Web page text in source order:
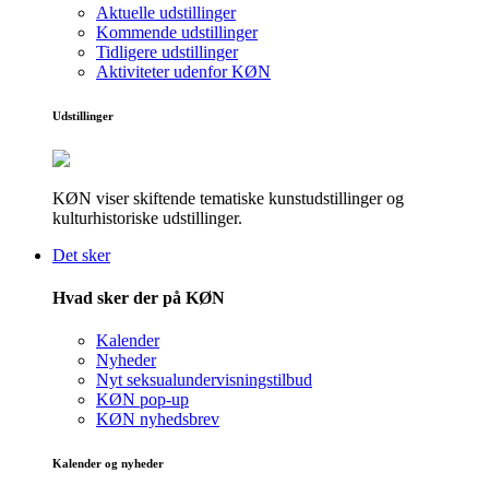
Aktuelle udstillinger
Kommende udstillinger
Tidligere udstillinger
Aktiviteter udenfor KØN
Udstillinger
KØN viser skiftende tematiske kunstudstillinger og
kulturhistoriske udstillinger.
Det sker
Hvad sker der på KØN
Kalender
Nyheder
Nyt seksualundervisningstilbud
KØN pop-up
KØN nyhedsbrev
Kalender og nyheder